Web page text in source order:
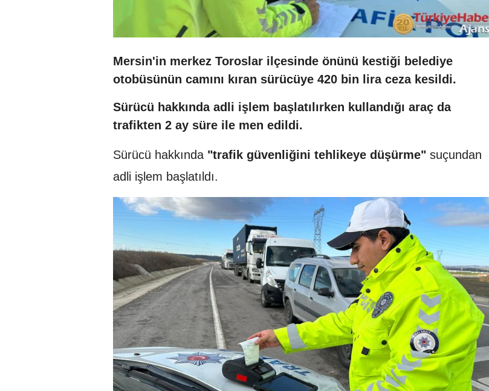
Mersin'in merkez Toroslar ilçesinde önünü kestiği belediye
otobüsünün camını kıran sürücüye 420 bin lira ceza kesildi.
Sürücü hakkında adli işlem başlatılırken kullandığı araç da
trafikten 2 ay süre ile men edildi.
Sürücü hakkında "trafik güvenliğini tehlikeye düşürme" suçundan
adli işlem başlatıldı.